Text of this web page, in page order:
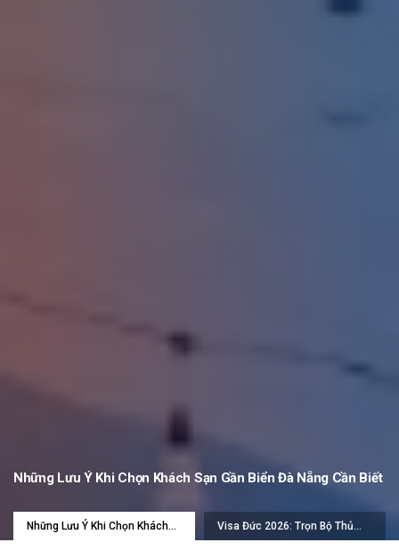
Những Lưu Ý Khi Chọn Khách Sạn Gần Biển Đà Nẵng Cần Biết
Những Lưu Ý Khi Chọn Khách
Visa Đức 2026: Trọn Bộ Thủ
Tục & Kinh Nghiệm Đậu 99%